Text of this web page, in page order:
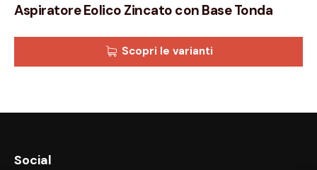
Aspiratore Eolico Zincato con Base Tonda
Scopri le varianti
Social